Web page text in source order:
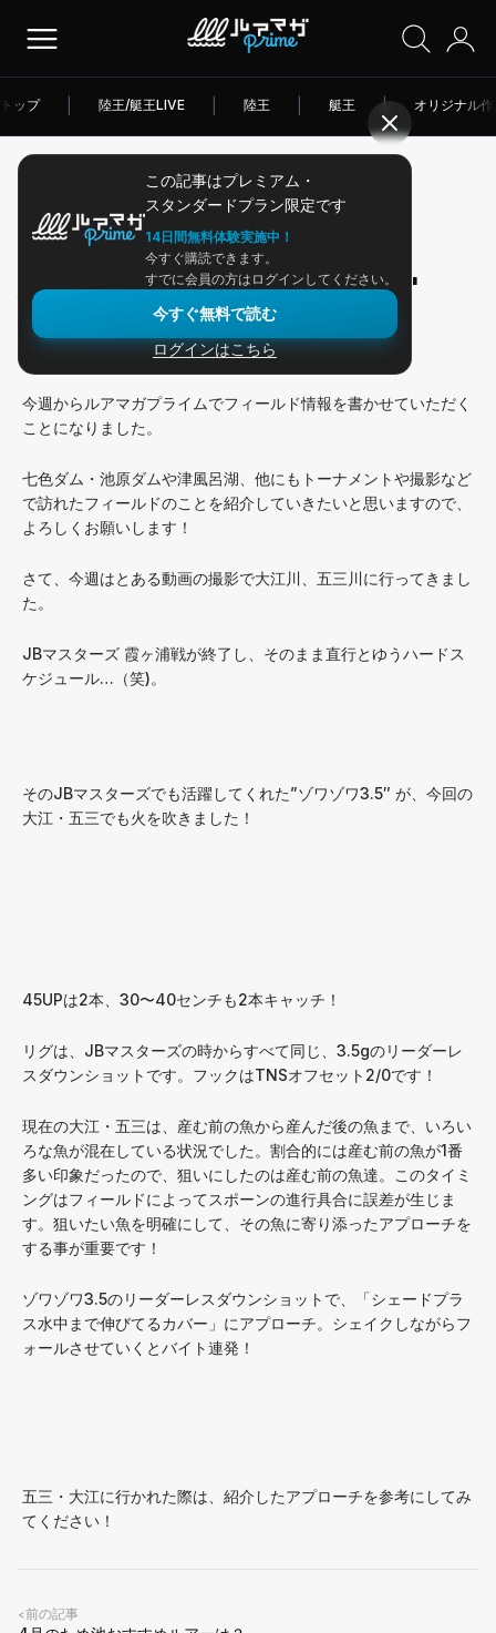
トップ 陸王/艇王LIVE 陸王 艇王 | オリジナル
この記事はプレミアム・
スタンダードプラン限定です
14日間無料体験実施中！
今すぐ購読できます。
すでに会員の方はログインしてください。
今すぐ無料で読む
ログインはこちら
アングラー連載
大江・五三で"ZOWAZOWA劇場"
皆さんこんにちは、芝田昂平です！
今週からルアマガプライムでフィールド情報を書かせていただく
ことになりました。
七色ダム・池原ダムや津風呂湖、他にもトーナメントや撮影など
で訪れたフィールドのことを紹介していきたいと思いますので、
よろしくお願いします！
さて、今週はとある動画の撮影で大江川、五三川に行ってきまし
た。
JBマスターズ 霞ヶ浦戦が終了し、そのまま直行とゆうハードス
ケジュール…（笑)。
そのJBマスターズでも活躍してくれた”ゾワゾワ3.5″ が、今回の
大江・五三でも火を吹きました！
45UPは2本、30〜40センチも2本キャッチ！
リグは、JBマスターズの時からすべて同じ、3.5gのリーダーレ
スダウンショットです。フックはTNSオフセット2/0です！
現在の大江・五三は、産む前の魚から産んだ後の魚まで、いろい
ろな魚が混在している状況でした。割合的には産む前の魚が1番
多い印象だったので、狙いにしたのは産む前の魚達。このタイミ
ングはフィールドによってスポーンの進行具合に誤差が生じま
す。狙いたい魚を明確にして、その魚に寄り添ったアプローチを
する事が重要です！
ゾワゾワ3.5のリーダーレスダウンショットで、「シェードプラ
ス水中まで伸びてるカバー」にアプローチ。シェイクしながらフ
ォールさせていくとバイト連発！
五三・大江に行かれた際は、紹介したアプローチを参考にしてみ
てください！
<前の記事